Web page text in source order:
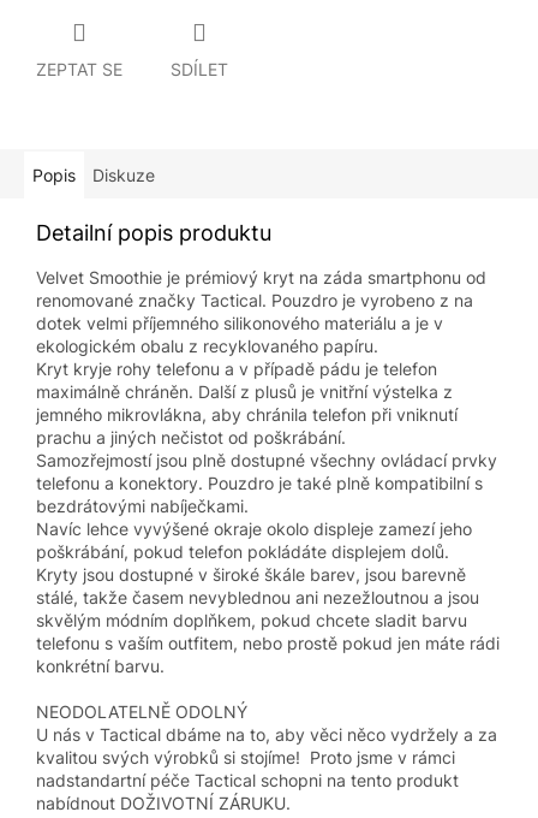
ZEPTAT SE SDÍLET
Popis Diskuze
Detailní popis produktu
Velvet Smoothie je prémiový kryt na záda smartphonu od
renomované značky Tactical. Pouzdro je vyrobeno z na
dotek velmi příjemného silikonového materiálu a je v
ekologickém obalu z recyklovaného papíru.
Kryt kryje rohy telefonu a v případě pádu je telefon
maximálně chráněn. Další z plusů je vnitřní výstelka z
jemného mikrovlákna, aby chránila telefon při vniknutí
prachu a jiných nečistot od poškrábání.
Samozřejmostí jsou plně dostupné všechny ovládací prvky
telefonu a konektory. Pouzdro je také plně kompatibilní s
bezdrátovými nabíječkami.
Navíc lehce vyvýšené okraje okolo displeje zamezí jeho
poškrábání, pokud telefon pokládáte displejem dolů.
Kryty jsou dostupné v široké škále barev, jsou barevně
stálé, takže časem nevyblednou ani nezežloutnou a jsou
skvělým módním doplňkem, pokud chcete sladit barvu
telefonu s vaším outfitem, nebo prostě pokud jen máte rádi
konkrétní barvu.
NEODOLATELNĚ ODOLNÝ
U nás v Tactical dbáme na to, aby věci něco vydržely a za
kvalitou svých výrobků si stojíme! Proto jsme v rámci
nadstandartní péče Tactical schopni na tento produkt
nabídnout DOŽIVOTNÍ ZÁRUKU.